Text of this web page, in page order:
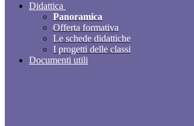
Didattica
Panoramica
Offerta formativa
Le schede didattiche
I progetti delle classi
Documenti utili